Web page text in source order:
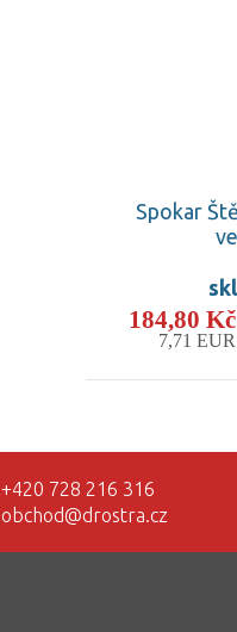
Spokar
184,80 Kč
7,71 EUR
+420 728 216 316
obchod@drostra.cz